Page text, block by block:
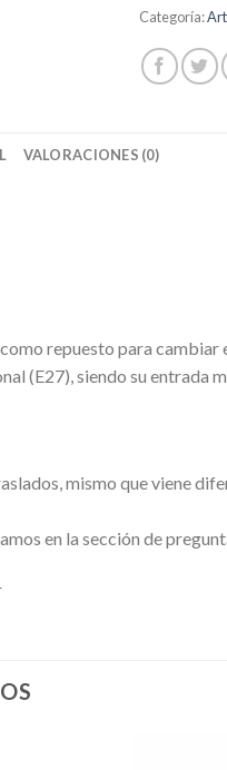
Categoría:
VALORACIONES (0)
repuesto para cambiar
(E27), siendo su entrada
mismo que viene
en la sección de